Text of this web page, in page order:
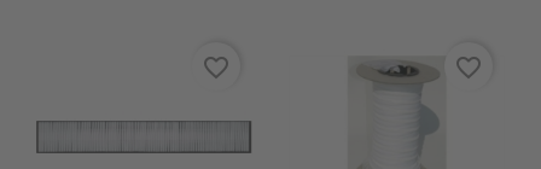
favorite_border favorite_border